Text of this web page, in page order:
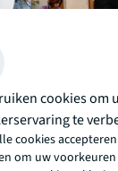
jaar helpt JLL
wereldwijd
cookies om
te
cookies
om uw voorkeuren